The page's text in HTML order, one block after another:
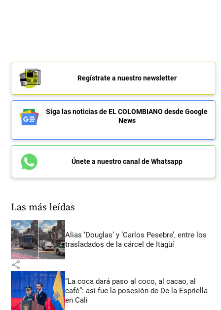
Regístrate a nuestro newsletter
Siga las noticias de EL COLOMBIANO desde Google
News
Únete a nuestro canal de Whatsapp
Las más leídas
Alias ‘Douglas’ y ‘Carlos Pesebre’, entre los
trasladados de la cárcel de Itagüí
share
“La coca dará paso al coco, al cacao, al
café”: así fue la posesión de De la Espriella
en Cali